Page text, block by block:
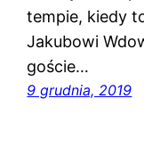
tempie, kiedy
Jakubowi
goście…
9 grudnia, 2019